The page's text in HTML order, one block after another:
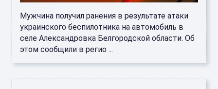
Мужчина получил ранения в результате атаки
украинского беспилотника на автомобиль в
селе Александровка Белгородской области. Об
этом сообщили в регио ...